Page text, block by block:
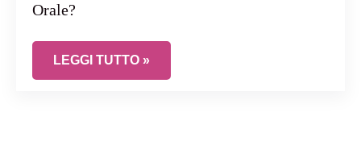
Orale?
L’INFEZIONE GENITALE DA HPV PUÒ
LEGGI TUTTO »